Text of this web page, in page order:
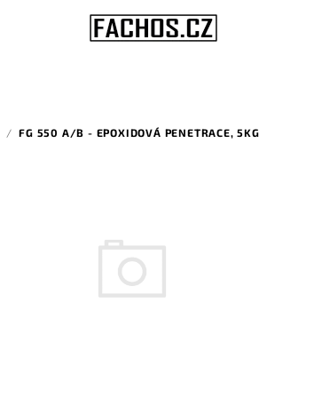
/ FG 550 A/B - EPOXIDOVÁ PENETRACE, 5KG